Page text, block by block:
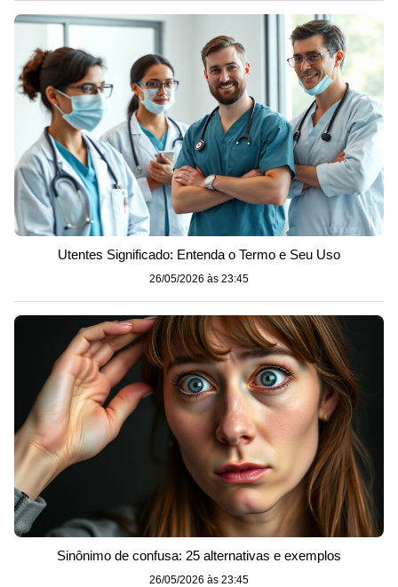
Utentes Significado: Entenda o Termo e Seu Uso
26/05/2026 às 23:45
Sinônimo de confusa: 25 alternativas e exemplos
26/05/2026 às 23:45